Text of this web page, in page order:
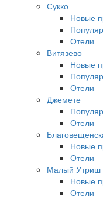
Сукко
Новые
Отели
Витязево
Новые
Отели
Джемете
Отели
Новые
Отели
Малый Утриш
Новые
Отели